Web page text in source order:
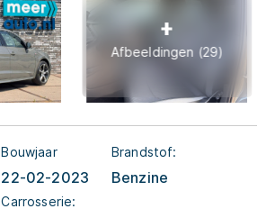
Afbeeldingen (29)
Bouwjaar
22-02-2023
Brandstof:
Benzine
Carrosserie: